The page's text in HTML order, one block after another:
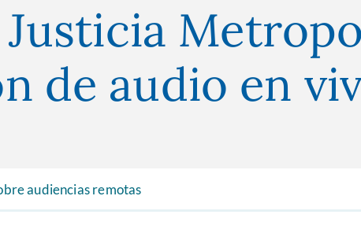
de audio en
audiencias remotas